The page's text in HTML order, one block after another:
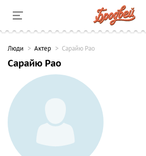
Люди Актер Сарайю Рао
Сарайю Рао